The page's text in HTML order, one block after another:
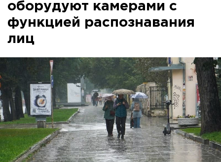
оборудуют камерами с
функцией распознавания
лиц